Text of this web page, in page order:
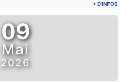
+ D'INFOS
09
Mai
2026